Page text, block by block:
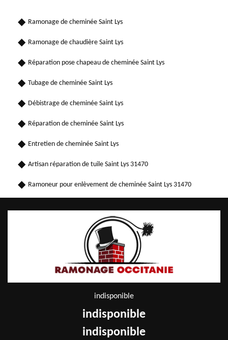
Ramonage de cheminée Saint Lys
Ramonage de chaudière Saint Lys
Réparation pose chapeau de cheminée Saint Lys
Tubage de cheminée Saint Lys
Débistrage de cheminée Saint Lys
Réparation de cheminée Saint Lys
Entretien de cheminée Saint Lys
Artisan réparation de tuile Saint Lys 31470
Ramoneur pour enlèvement de cheminée Saint Lys 31470
indisponible
indisponible
indisponible